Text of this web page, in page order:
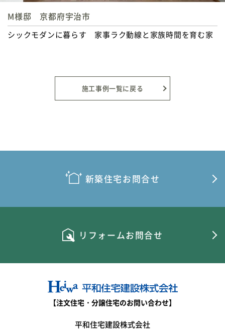
様邸 京都府宇治市
ックモダンに暮らす 家事ラク動線と家族時間を育む家
施工事例一覧に戻る
新築住宅お問合せ
リフォームお問合せ
【注文住宅・分譲住宅のお問い合わせ】
平和住宅建設株式会社